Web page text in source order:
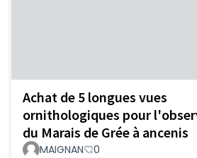
Achat de 5 longues vues
ornithologiques pour
du Marais de Grée à ancenis
MAIGNAN 0